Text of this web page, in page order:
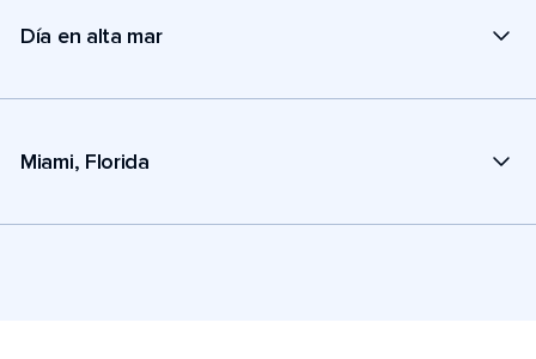
Día en alta mar
Miami, Florida